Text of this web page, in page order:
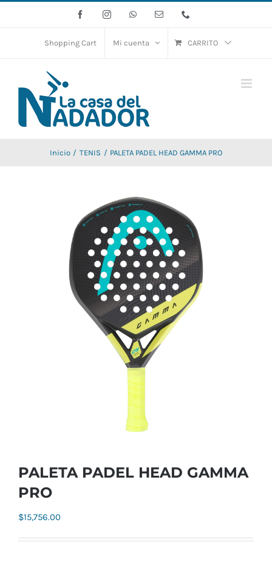
FacebookInstagramWhatsAppCorreo
Shopping Cart Mi cuenta CARRITO
Inicio TENIS PALETA PADEL HEAD GAMMA PRO
PALETA PADEL HEAD GAMMA
PRO
$15,756.00